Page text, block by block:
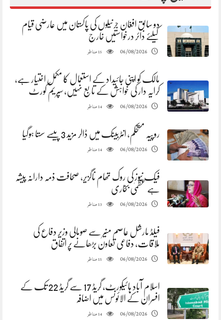
دو سابق افغان جرنیلوں کی پاکستان میں عارضی قیام
کیلئے دائر درخواستیں خارج
06/08/2026
15مناظر
مالک کو اپنی جائیداد کے استعمال کا مکمل اختیار ہے،
کرایہ دار کی خواہش کے تابع نہیں، سپریم کورٹ
06/08/2026
14مناظر
روپیہ مستحکم، انٹربینک میں ڈالر مزید 3 پیسے سستا ہوگیا
06/08/2026
14مناظر
فیک نیوز کی روک تھام ناگزیر، صحافت ذمہ دارانہ پیشہ
ہے عظمیٰ بخاری
06/08/2026
13مناظر
فیلڈ مارشل عاصم منیر سے صومالی وزیر دفاع کی
ملاقات، دفاعی تعاون بڑھانے پر اتفاق
06/08/2026
15مناظر
اسلام آباد ہائیکورٹ، گریڈ 17 سے گریڈ 22 تک کے
افسران کے الائونس میں اضافہ
06/08/2026
14مناظر